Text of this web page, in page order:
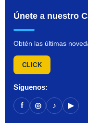
Únete a nuestro
Obtén las últimas
CLICK
Síguenos:
f ◎ ♪ ▶